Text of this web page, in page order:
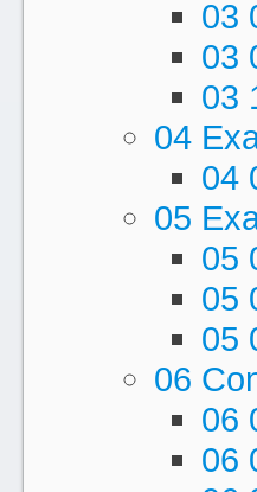
03
03
03
04
04
05
05
05
05
06
06
06